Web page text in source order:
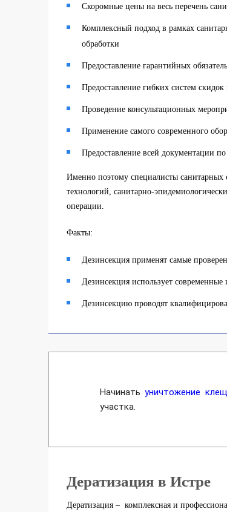
Скоромные цены на весь перечень
Комплексный подход в рамках
обработки
Предоставление гарантийных
Предоставление гибких систем скидок
Проведение консультационных
Применение самого современного
Предоставление всей документации
Именно поэтому специалисты
технологий, санитарно-
операции.
Факты:
Дезинсекция применят самые
Дезинсекция использует
Дезинсекцию проводят
Начинать уничтожение
участка.
Дератизация в Истре
Дератизация – комплексная и